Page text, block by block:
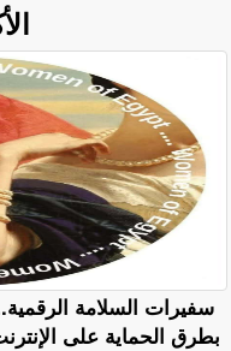
سفيرات السلامة
بطرق الحماية على